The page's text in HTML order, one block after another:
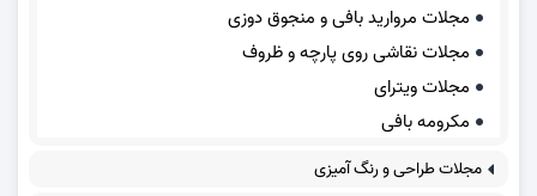
مجلات مروارید بافی و منجوق دوزی
مجلات نقاشی روی پارچه و ظروف
مجلات ویترای
مکرومه بافی
مجلات طراحی و رنگ آمیزی